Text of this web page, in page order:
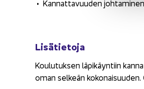
Kan­nat­ta­vuu­den
Li­sä­tie­to­ja
Kou­lu­tuk­sen lä­pi­käyn­tiin
oman sel­keän